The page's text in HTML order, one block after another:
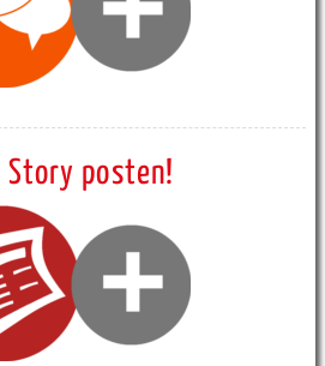
Story posten!